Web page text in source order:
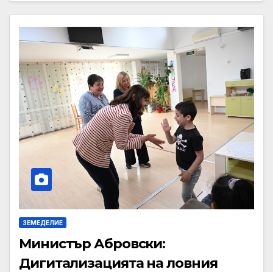
ЗЕМЕДЕЛИЕ
Министър Абровски:
Дигитализацията на ловния